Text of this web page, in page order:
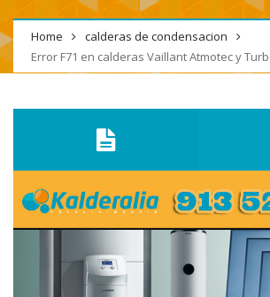
Home
calderas de condensacion
Error F71 en calderas Vaillant Atmotec y